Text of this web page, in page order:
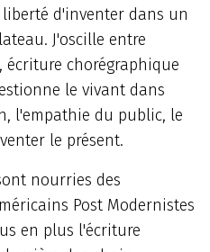
liberté d'inventer dans un
J'oscille entre
chorégraphique
le vivant dans
l'empathie du public, le
le présent.
nourries des
Post Modernistes
en plus l'écriture